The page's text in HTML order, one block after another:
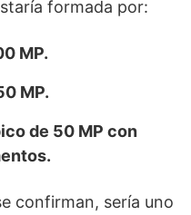
formada por:
MP.
MP.
de 50 MP con
confirman, sería uno